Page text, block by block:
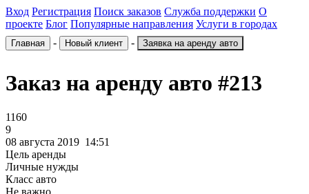
Вход Регистрация Поиск заказов Служба поддержки О
проекте Блог Популярные направления Услуги в городах
Главная - Новый клиент - Заявка на аренду авто
Заказ на аренду авто #213
1160
9
08 августа 2019 14:51
Цель аренды
Личные нужды
Класс авто
Не важно